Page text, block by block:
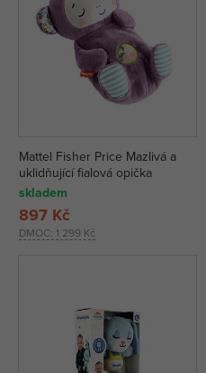
Mattel Fisher Price Mazlivá a
uklidňující fialová opička
skladem
DMOC: 1 299 Kč
897 Kč